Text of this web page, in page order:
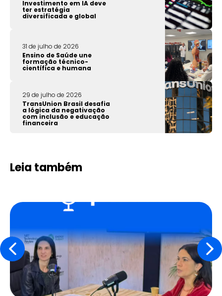
Investimento em IA deve
ter estratégia
diversificada e global
31 de julho de 2026
Ensino de Saúde une
formação técnico-
científica e humana
29 de julho de 2026
TransUnion Brasil desafia
a lógica da negativação
com inclusão e educação
financeira
Leia também